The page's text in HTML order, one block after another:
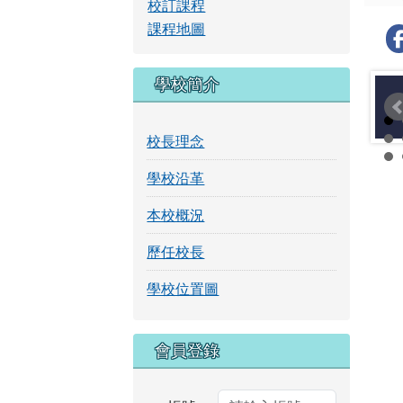
校訂課程
課程地圖
學校簡介
校長理念
學校沿革
本校概況
歷任校長
學校位置圖
右邊區域內容
會員登錄